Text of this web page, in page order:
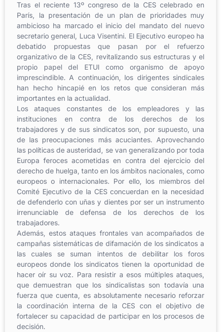
Tras el reciente 13º congreso de la CES celebrado en
París, la presentación de un plan de prioridades muy
ambicioso ha marcado el inicio del mandato del nuevo
secretario general, Luca Visentini. El Ejecutivo europeo ha
debatido propuestas que pasan por el refuerzo
organizativo de la CES, revitalizando sus estructuras y el
propio papel del ETUI como organismo de apoyo
imprescindible. A continuación, los dirigentes sindicales
han hecho hincapié en los retos que consideran más
importantes en la actualidad.
Los ataques constantes de los empleadores y las
instituciones en contra de los derechos de los
trabajadores y de sus sindicatos son, por supuesto, una
de las preocupaciones más acuciantes. Aprovechando
las políticas de austeridad, se van generalizando por toda
Europa feroces acometidas en contra del ejercicio del
derecho de huelga, tanto en los ámbitos nacionales, como
europeos o internacionales. Por ello, los miembros del
Comité Ejecutivo de la CES concuerdan en la necesidad
de defenderlo con uñas y dientes por ser un instrumento
irrenunciable de defensa de los derechos de los
trabajadores.
Además, estos ataques frontales van acompañados de
campañas sistemáticas de difamación de los sindicatos a
las cuales se suman intentos de debilitar los foros
europeos donde los sindicatos tienen la oportunidad de
hacer oír su voz. Para resistir a esos múltiples ataques,
que demuestran que los sindicalistas son todavía una
fuerza que cuenta, es absolutamente necesario reforzar
la coordinación interna de la CES con el objetivo de
fortalecer su capacidad de participar en los procesos de
decisión.